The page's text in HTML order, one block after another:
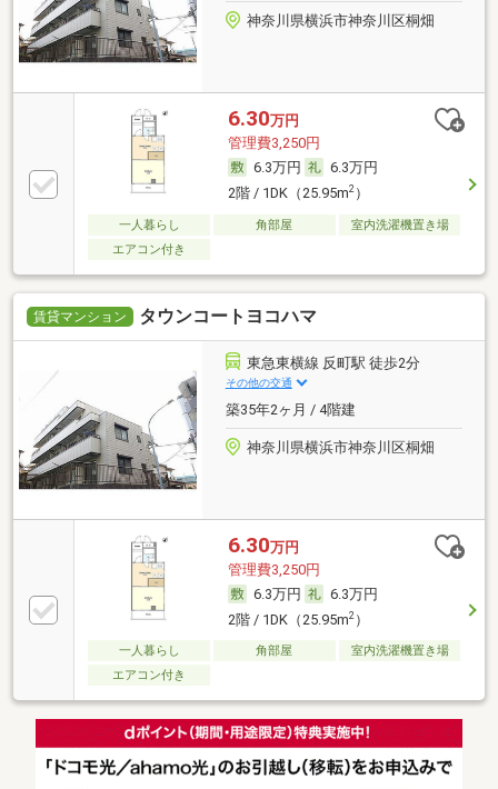
神奈川県横浜市神奈川区桐畑
6.30万円
管理費3,250円
6.3万円
6.3万円
2階 / 1DK（25.95m2）
一人暮らし 角部屋
室内洗濯機置き場
エアコン付き
賃貸マンション タウンコートヨコハマ
東急東横線 反町駅 徒歩2分
その他の交通
築35年2ヶ月 / 4階建
神奈川県横浜市神奈川区桐畑
6.30万円
管理費3,250円
6.3万円
6.3万円
2階 / 1DK（25.95m2）
一人暮らし 角部屋
室内洗濯機置き場
エアコン付き